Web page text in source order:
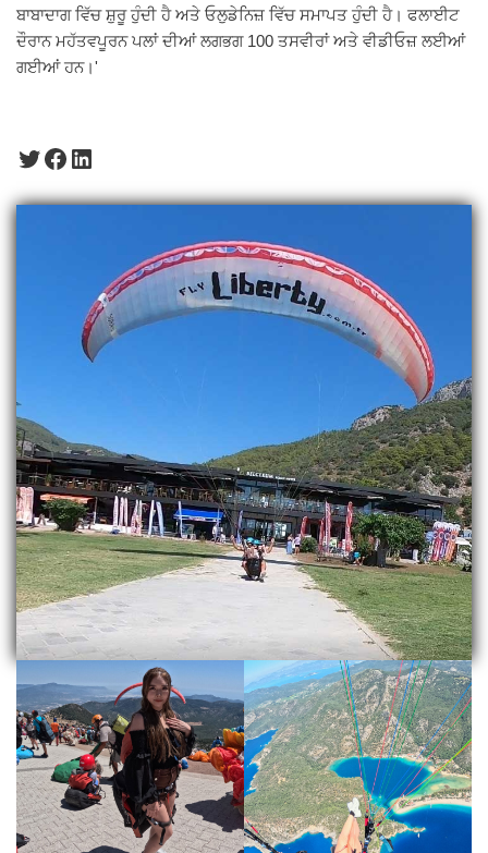
ਬਾਬਾਦਾਗ ਵਿੱਚ ਸ਼ੁਰੂ ਹੁੰਦੀ ਹੈ ਅਤੇ ਓਲੁਡੇਨਿਜ਼ ਵਿੱਚ ਸਮਾਪਤ ਹੁੰਦੀ ਹੈ। ਫਲਾਈਟ
ਦੌਰਾਨ ਮਹੱਤਵਪੂਰਨ ਪਲਾਂ ਦੀਆਂ ਲਗਭਗ 100 ਤਸਵੀਰਾਂ ਅਤੇ ਵੀਡੀਓਜ਼ ਲਈਆਂ
ਗਈਆਂ ਹਨ।'